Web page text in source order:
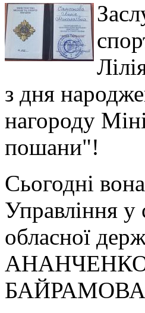
з дня
нагороду
пошани"!
Сьогодні
Управління у
обласної
АНАНЧЕНКО